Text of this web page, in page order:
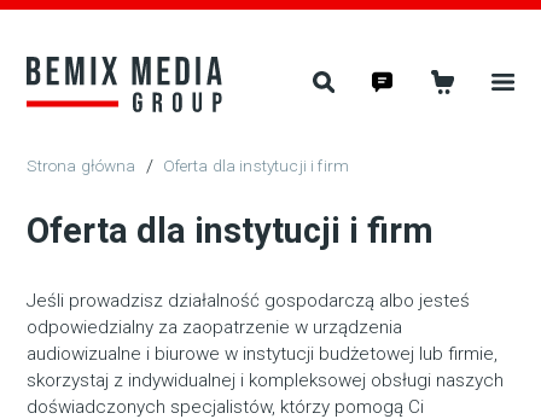
/ Oferta dla instytucji i firm
Oferta dla instytucji i firm
Jeśli prowadzisz działalność gospodarczą albo jesteś
odpowiedzialny za zaopatrzenie w urządzenia
audiowizualne i biurowe w instytucji budżetowej lub firmie,
skorzystaj z indywidualnej i kompleksowej obsługi naszych
doświadczonych specjalistów, którzy pomogą Ci